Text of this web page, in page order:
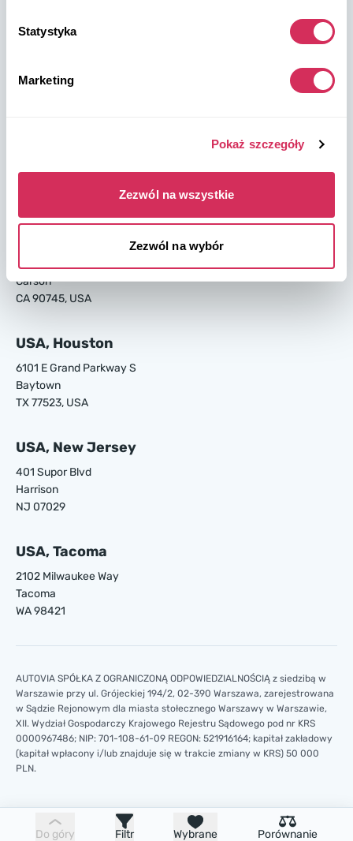
Statystyka
Marketing
Pokaż szczegóły
Zezwól na wszystkie
Zezwól na wybór
Do góry Filtr Wybrane Porównanie
USA, Norfolk
Chesapeake
VA 23323, USA
Garden City
USA, Los Angeles
24700 S Main St.
Carson
CA 90745, USA
USA, Houston
6101 E Grand Parkway S
Baytown
TX 77523, USA
USA, New Jersey
401 Supor Blvd
Harrison
NJ 07029
USA, Tacoma
2102 Milwaukee Way
Tacoma
WA 98421
AUTOVIA SPÓŁKA Z OGRANICZONĄ ODPOWIEDZIALNOŚCIĄ z siedzibą w
Warszawie przy ul. Grójeckiej 194/2, 02-390 Warszawa, zarejestrowana
w Sądzie Rejonowym dla miasta stołecznego Warszawy w Warszawie,
XII. Wydział Gospodarczy Krajowego Rejestru Sądowego pod nr KRS
0000967486; NIP: 701-108-61-09 REGON: 521916164; kapitał zakładowy
(kapitał wpłacony i/lub znajduje się w trakcie zmiany w KRS) 50 000
PLN.